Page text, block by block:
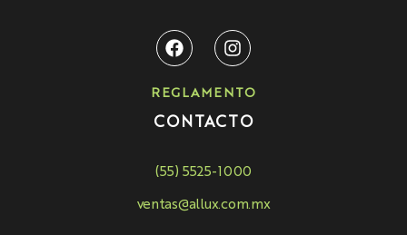
REGLAMENTO
CONTACTO
(55) 5525-1000
ventas@allux.com.mx